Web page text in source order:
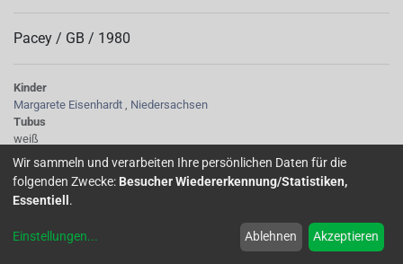
Pacey / GB / 1980
Kinder
Margarete Eisenhardt , Niedersachsen
Tubus
weiß
Sepalen
reines Weiß
Korolle/Petalen
helles Lilarosa
weiß
Wir sammeln und verarbeiten Ihre persönlichen Daten für die
folgenden Zwecke: Besucher Wiedererkennung/Statistiken,
Essentiell .
Einstellungen... Ablehnen Akzeptieren